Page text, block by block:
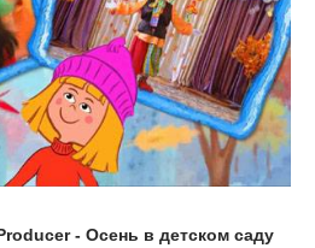
- Осень в детском саду